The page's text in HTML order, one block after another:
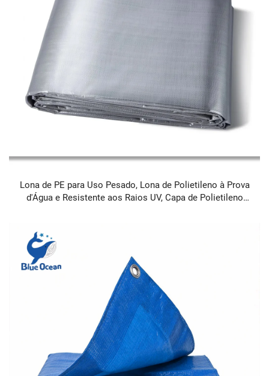
Lona de PE para Uso Pesado, Lona de Polietileno à Prova
d'Água e Resistente aos Raios UV, Capa de Polietileno
Agricultura, Pátios Exteriores e Uso Industrial